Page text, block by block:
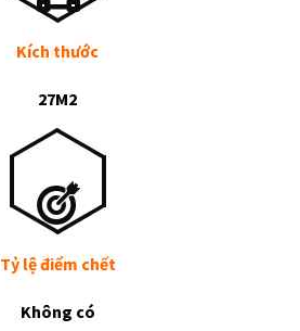
Kích thước
27M2
Tỷ lệ điểm chết
Không có